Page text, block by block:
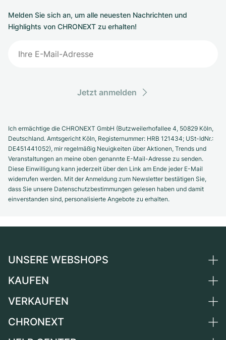
Melden Sie sich an, um alle neuesten Nachrichten und
Highlights von CHRONEXT zu erhalten!
Jetzt anmelden
Ich ermächtige die CHRONEXT GmbH (Butzweilerhofallee 4, 50829 Köln,
Deutschland. Amtsgericht Köln, Registernummer: HRB 121434; USt-IdNr.:
DE451441052), mir regelmäßig Neuigkeiten über Aktionen, Trends und
Veranstaltungen an meine oben genannte E-Mail-Adresse zu senden.
Diese Einwilligung kann jederzeit über den Link am Ende jeder E-Mail
widerrufen werden. Mit der Anmeldung zum Newsletter bestätigen Sie,
dass Sie unsere Datenschutzbestimmungen gelesen haben und damit
einverstanden sind, personalisierte Angebote zu erhalten.
UNSERE WEBSHOPS
Deutschland
Schweiz
KAUFEN
Alle Luxusuhren
VERKAUFEN
Uhr verkaufen
CHRONEXT